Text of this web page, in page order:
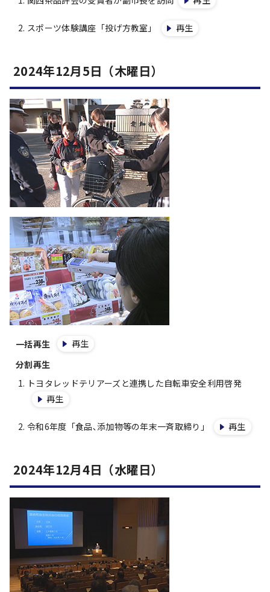
スポーツ体験講座「投げ方教室」 再生
2024年12月5日（木曜日）
一括再生
再生
分割再生
トヨタレッドテリアーズと連携した自転車安全利用啓発
再生
令和6年度「食品､添加物等の年末一斉取締り」 再生
2024年12月4日（水曜日）